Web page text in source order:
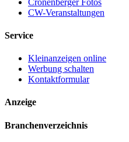
CW-Veranstaltungen
Service
Kleinanzeigen online
Werbung schalten
Kontaktformular
Anzeige
Branchenverzeichnis